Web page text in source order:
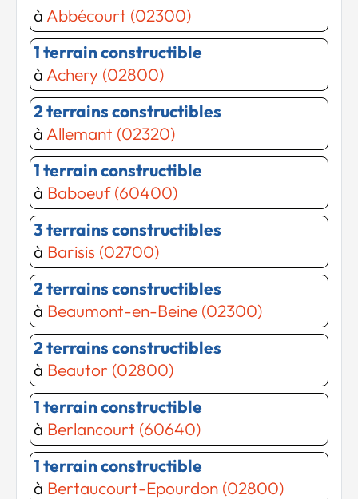
à Abbécourt (02300)
1 terrain constructible
à Achery (02800)
2 terrains constructibles
à Allemant (02320)
1 terrain constructible
à Baboeuf (60400)
3 terrains constructibles
à Barisis (02700)
2 terrains constructibles
à Beaumont-en-Beine (02300)
2 terrains constructibles
à Beautor (02800)
1 terrain constructible
à Berlancourt (60640)
1 terrain constructible
à Bertaucourt-Epourdon (02800)